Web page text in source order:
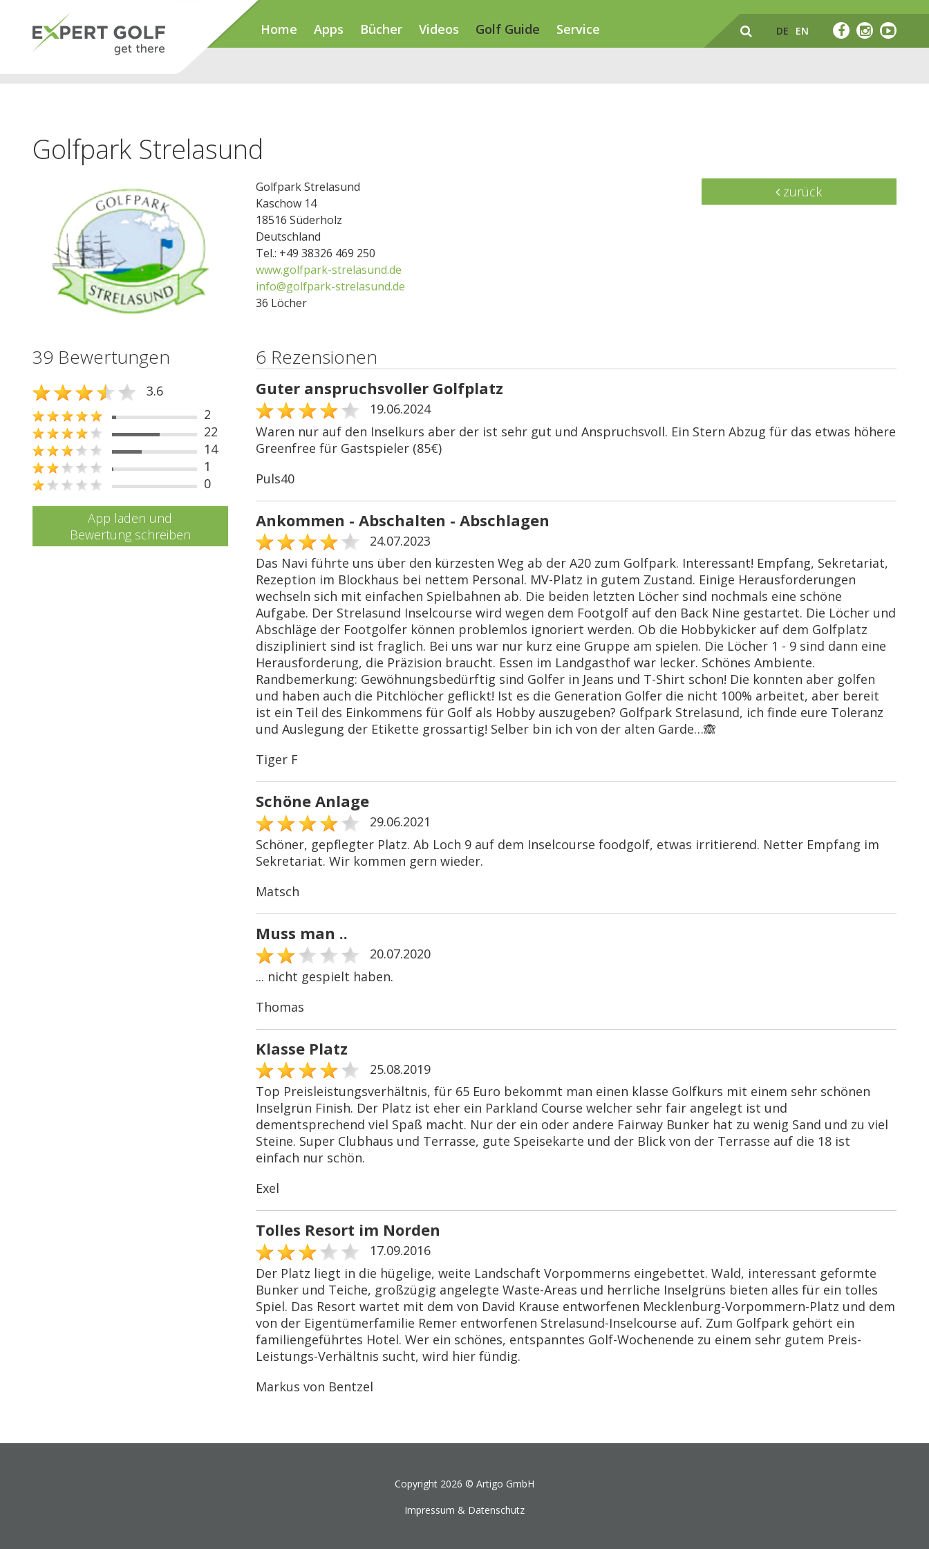
Home Apps Bücher Videos Golf Guide Service DE EN
Golfpark Strelasund
Golfpark Strelasund
Kaschow 14
18516 Süderholz
Deutschland
Tel.: +49 38326 469 250
www.golfpark-strelasund.de
info@golfpark-strelasund.de
36 Löcher
zurück
39 Bewertungen
3.6
2
22
14
1
0
App laden und
Bewertung schreiben
6 Rezensionen
Guter anspruchsvoller Golfplatz
19.06.2024
Waren nur auf den Inselkurs aber der ist sehr gut und Anspruchsvoll. Ein Stern Abzug für das etwas höhere
Greenfree für Gastspieler (85€)
Puls40
Ankommen - Abschalten - Abschlagen
24.07.2023
Das Navi führte uns über den kürzesten Weg ab der A20 zum Golfpark. Interessant! Empfang, Sekretariat,
Rezeption im Blockhaus bei nettem Personal. MV-Platz in gutem Zustand. Einige Herausforderungen
wechseln sich mit einfachen Spielbahnen ab. Die beiden letzten Löcher sind nochmals eine schöne
Aufgabe. Der Strelasund Inselcourse wird wegen dem Footgolf auf den Back Nine gestartet. Die Löcher und
Abschläge der Footgolfer können problemlos ignoriert werden. Ob die Hobbykicker auf dem Golfplatz
diszipliniert sind ist fraglich. Bei uns war nur kurz eine Gruppe am spielen. Die Löcher 1 - 9 sind dann eine
Herausforderung, die Präzision braucht. Essen im Landgasthof war lecker. Schönes Ambiente.
Randbemerkung: Gewöhnungsbedürftig sind Golfer in Jeans und T-Shirt schon! Die konnten aber golfen
und haben auch die Pitchlöcher geflickt! Ist es die Generation Golfer die nicht 100% arbeitet, aber bereit
ist ein Teil des Einkommens für Golf als Hobby auszugeben? Golfpark Strelasund, ich finde eure Toleranz
und Auslegung der Etikette grossartig! Selber bin ich von der alten Garde…🙈
Tiger F
Schöne Anlage
29.06.2021
Schöner, gepflegter Platz. Ab Loch 9 auf dem Inselcourse foodgolf, etwas irritierend. Netter Empfang im
Sekretariat. Wir kommen gern wieder.
Matsch
Muss man ..
20.07.2020
... nicht gespielt haben.
Thomas
Klasse Platz
25.08.2019
Top Preisleistungsverhältnis, für 65 Euro bekommt man einen klasse Golfkurs mit einem sehr schönen
Inselgrün Finish. Der Platz ist eher ein Parkland Course welcher sehr fair angelegt ist und
dementsprechend viel Spaß macht. Nur der ein oder andere Fairway Bunker hat zu wenig Sand und zu viel
Steine. Super Clubhaus und Terrasse, gute Speisekarte und der Blick von der Terrasse auf die 18 ist
einfach nur schön.
Exel
Tolles Resort im Norden
17.09.2016
Der Platz liegt in die hügelige, weite Landschaft Vorpommerns eingebettet. Wald, interessant geformte
Bunker und Teiche, großzügig angelegte Waste-Areas und herrliche Inselgrüns bieten alles für ein tolles
Spiel. Das Resort wartet mit dem von David Krause entworfenen Mecklenburg-Vorpommern-Platz und dem
von der Eigentümerfamilie Remer entworfenen Strelasund-Inselcourse auf. Zum Golfpark gehört ein
familiengeführtes Hotel. Wer ein schönes, entspanntes Golf-Wochenende zu einem sehr gutem Preis-
Leistungs-Verhältnis sucht, wird hier fündig.
Markus von Bentzel
Copyright 2026 © Artigo GmbH
Impressum & Datenschutz